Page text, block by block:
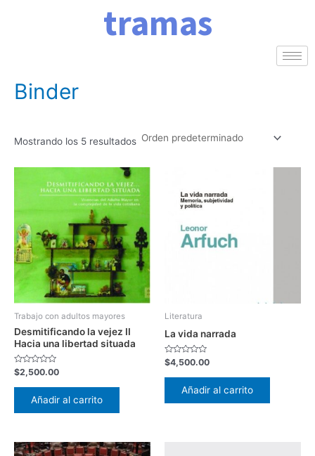
tramas
Binder
Mostrando los 5 resultados
Trabajo con adultos mayores
Desmitificando la vejez II
Hacia una libertad situada
Valorado
con
0
$2,500.00
Añadir al carrito
Literatura
La vida narrada
Valorado
con
0
$4,500.00
Añadir al carrito